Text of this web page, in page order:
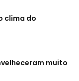
clima do
muito